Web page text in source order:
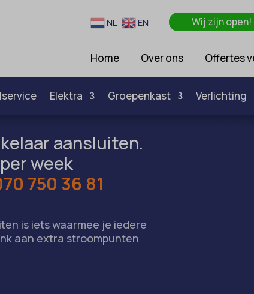
Wij zijn open!
NL EN
Home Over ons Offertes
Elektra Groepenkast Verlichting
aansluiten.
week
750 36 81
is iets waarmee je iedere
aan extra stroompunten